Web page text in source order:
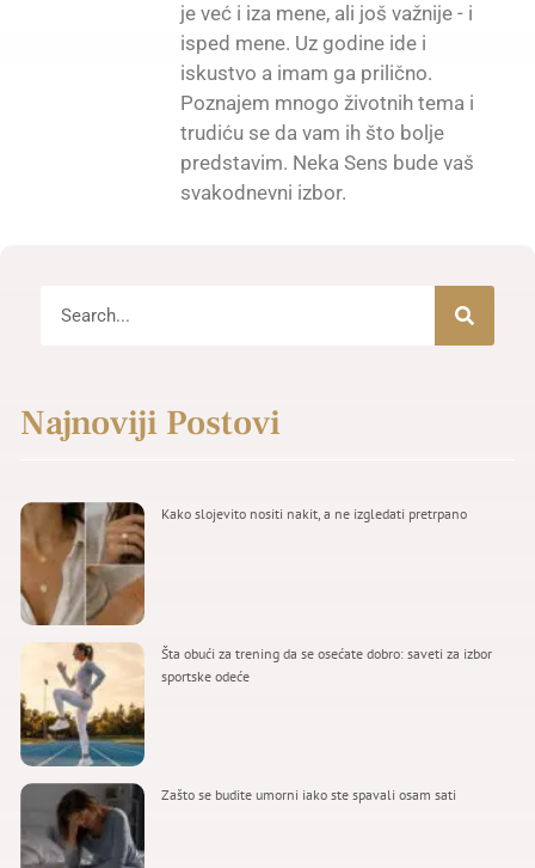
je već i iza mene, ali još važnije - i
isped mene. Uz godine ide i
iskustvo a imam ga prilično.
Poznajem mnogo životnih tema i
trudiću se da vam ih što bolje
predstavim. Neka Sens bude vaš
svakodnevni izbor.
Najnoviji Postovi
Kako slojevito nositi nakit, a ne izgledati pretrpano
Šta obući za trening da se osećate dobro: saveti za izbor
sportske odeće
Zašto se budite umorni iako ste spavali osam sati